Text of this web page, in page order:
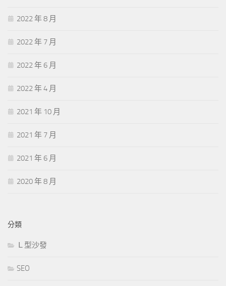
2022 年 8 月
2022 年 7 月
2022 年 6 月
2022 年 4 月
2021 年 10 月
2021 年 7 月
2021 年 6 月
2020 年 8 月
分類
Ｌ型沙發
SEO